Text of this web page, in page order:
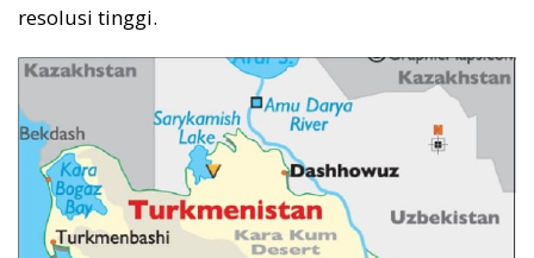
resolusi tinggi.